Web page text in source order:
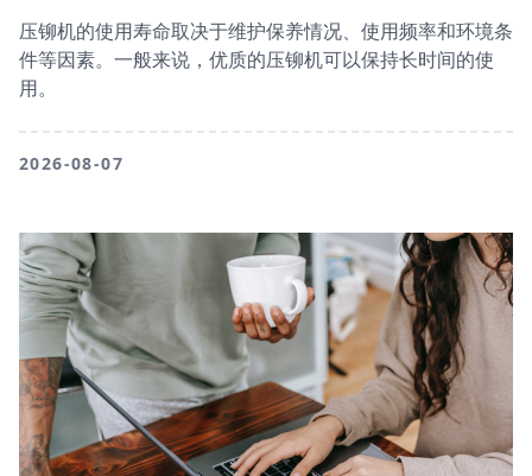
压铆机的使用寿命取决于维护保养情况、使用频率和环境条
件等因素。一般来说，优质的压铆机可以保持长时间的使
用。
2026-08-07